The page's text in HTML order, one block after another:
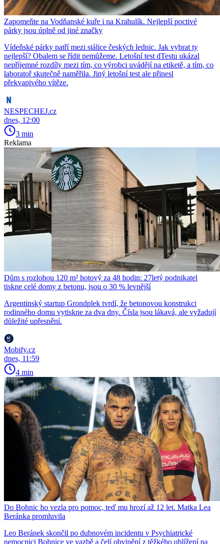
Zapomeňte na Vodňanské kuře i na Krahulík. Nejlepší poctivé
párky jsou úplně od jiné značky
Vídeňské párky patří mezi stálice českých lednic. Jak vybrat ty
nejlepší? Obalem se řídit nemůžeme. Letošní test dTestu ukázal
nepříjemné rozdíly mezi tím, co výrobci uvádějí na etiketě, a tím, co
laboratoř skutečně naměřila. Jiný letošní test ale přinesl
překvapivého vítěze.
NESPECHEJ.cz
dnes, 12:00
3 min
Reklama
Dům s rozlohou 120 m² hotový za 48 hodin: 27letý podnikatel
tiskne celé domy z betonu, jsou o 30 % levnější
Argentinský startup Grondplek tvrdí, že betonovou konstrukci
rodinného domu vytiskne za dva dny. Čísla jsou lákavá, ale vyžadují
důležité upřesnění.
Mobify.cz
dnes, 11:59
4 min
Do Bohnic ho vezla pro pomoc, teď mu hrozí až 12 let. Matka Lea
Beránka promluvila
Leo Beránek skončil po dubnovém incidentu v Psychiatrické
nemocnici Bohnice ve vazbě a čelí obvinění z těžkého ublížení na